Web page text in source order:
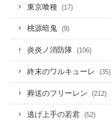
東京喰種 (17)
桃源暗鬼 (9)
炎炎ノ消防隊 (106)
終末のワルキューレ (35)
葬送のフリーレン (212)
逃げ上手の若君 (52)